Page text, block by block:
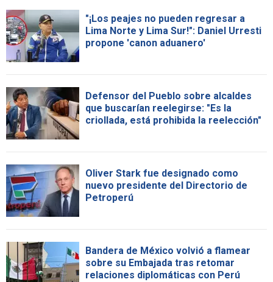
"¡Los peajes no pueden regresar a
Lima Norte y Lima Sur!": Daniel Urresti
propone 'canon aduanero'
Defensor del Pueblo sobre alcaldes
que buscarían reelegirse: "Es la
criollada, está prohibida la reelección"
Oliver Stark fue designado como
nuevo presidente del Directorio de
Petroperú
Bandera de México volvió a flamear
sobre su Embajada tras retomar
relaciones diplomáticas con Perú